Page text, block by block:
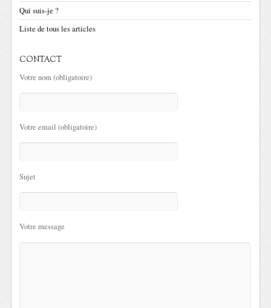
Qui suis-je ?
Liste de tous les articles
CONTACT
Votre nom (obligatoire)
Votre email (obligatoire)
Sujet
Votre message